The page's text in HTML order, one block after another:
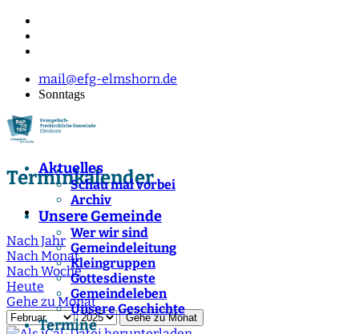
mail@efg-elmshorn.de
Sonntags
Aktuelles
Schau mal vorbei
Archiv
Unsere Gemeinde
Wer wir sind
Gemeindeleitung
Kleingruppen
Gottesdienste
Gemeindeleben
Unsere Geschichte
Termine
Terminkalender
Nach Jahr
Nach Monat
Nach Woche
Heute
Gehe zu Monat
Gehe zu Monat